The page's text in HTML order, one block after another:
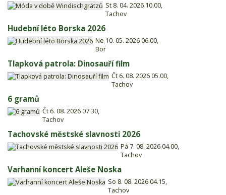
St 8. 04. 2026 10.00,
Tachov
Hudební léto Borska 2026
Ne 10. 05. 2026 06.00,
Bor
Tlapková patrola: Dinosauří film
Čt 6. 08. 2026 05.00,
Tachov
6 gramů
Čt 6. 08. 2026 07.30,
Tachov
Tachovské městské slavnosti 2026
Pá 7. 08. 2026 04.00,
Tachov
Varhanní koncert Aleše Noska
So 8. 08. 2026 04.15,
Tachov